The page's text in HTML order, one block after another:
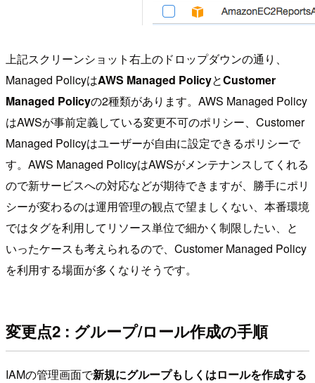
上記スクリーンショット右上のドロップダウンの通り、
Managed PolicyはAWS Managed PolicyとCustomer
Managed Policyの2種類があります。AWS Managed Policy
はAWSが事前定義している変更不可のポリシー、Customer
Managed Policyはユーザーが自由に設定できるポリシーで
す。AWS Managed PolicyはAWSがメンテナンスしてくれる
ので新サービスへの対応などが期待できますが、勝手にポリ
シーが変わるのは運用管理の観点で望ましくない、本番環境
ではタグを利用してリソース単位で細かく制限したい、と
いったケースも考えられるので、Customer Managed Policy
を利用する場面が多くなりそうです。
変更点2 : グループ/ロール作成の手順
IAMの管理画面で新規にグループもしくはロールを作成する